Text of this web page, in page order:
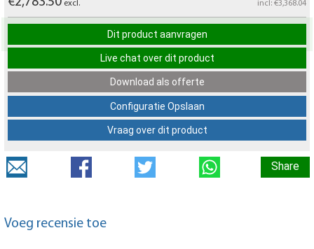
excl. incl: €3,368.04
Dit product aanvragen
Live chat over dit product
Download als offerte
Configuratie Opslaan
Vraag over dit product
Share
Voeg recensie toe